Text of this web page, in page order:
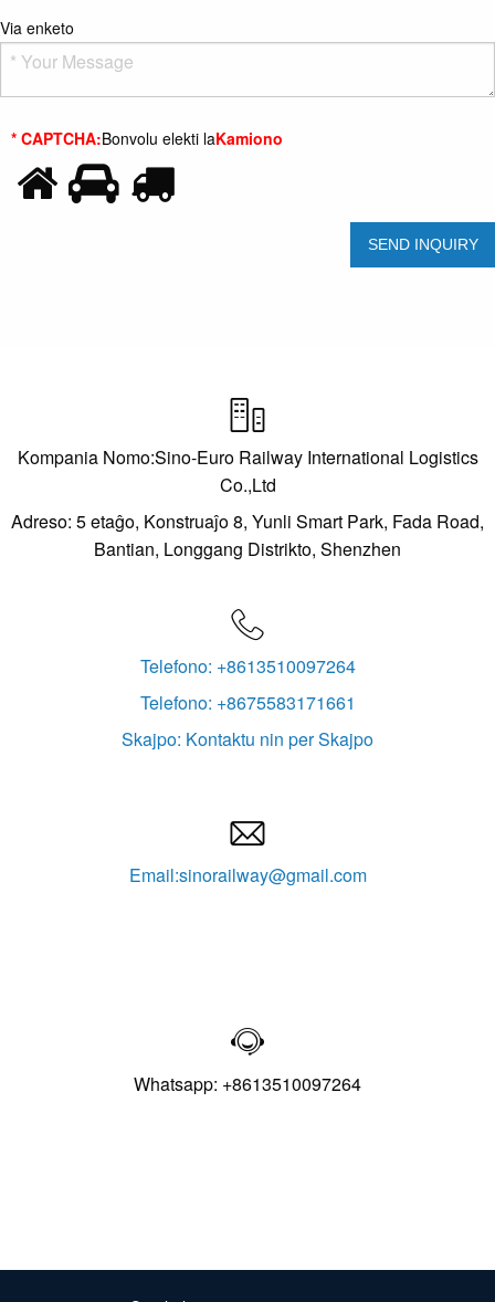
Via enketo
* CAPTCHA:Bonvolu elekti laKamiono

Kompania Nomo:Sino-Euro Railway International Logistics
Co.,Ltd
Adreso: 5 etaĝo, Konstruaĵo 8, Yunli Smart Park, Fada Road,
Bantian, Longgang Distrikto, Shenzhen

Telefono: +8613510097264
Telefono: +8675583171661
Skajpo: Kontaktu nin per Skajpo

Email:sinorailway@gmail.com

Whatsapp: +8613510097264